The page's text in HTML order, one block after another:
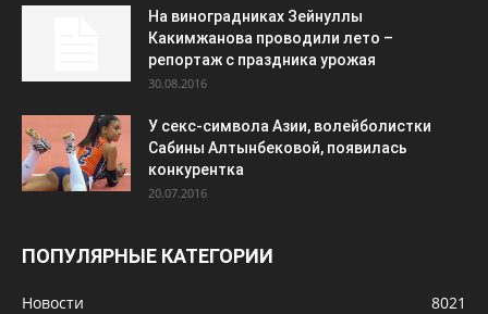
На виноградниках Зейнуллы
Какимжанова проводили лето –
репортаж с праздника урожая
30.08.2016
У секс-символа Азии, волейболистки
Сабины Алтынбековой, появилась
конкурентка
20.07.2016
ПОПУЛЯРНЫЕ КАТЕГОРИИ
Новости
8021